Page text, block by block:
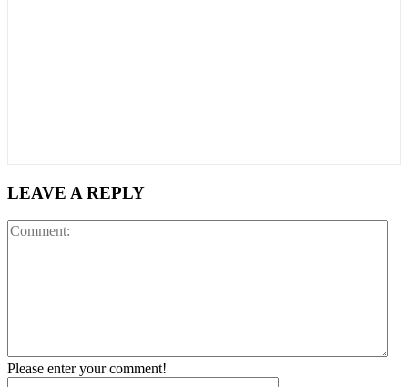
LEAVE A REPLY
Please enter your comment!